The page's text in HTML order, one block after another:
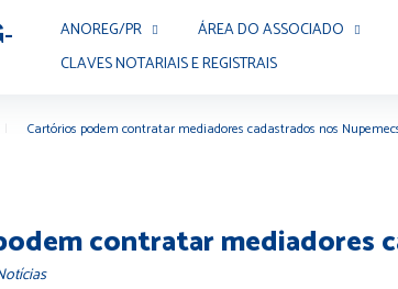
ANOREG/PR ÁREA DO ASSOCIADO
CLAVES NOTARIAIS E REGISTRAIS
Cartórios podem contratar mediadores cadastrados nos
contratar mediadores